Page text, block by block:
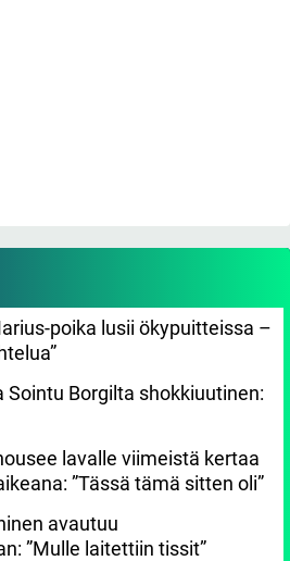
poika lusii ökypuitteissa –
Sointu Borgilta shokkiuutinen:
lavalle viimeistä kertaa
”Tässä tämä sitten oli”
avautuu
”Mulle laitettiin tissit”